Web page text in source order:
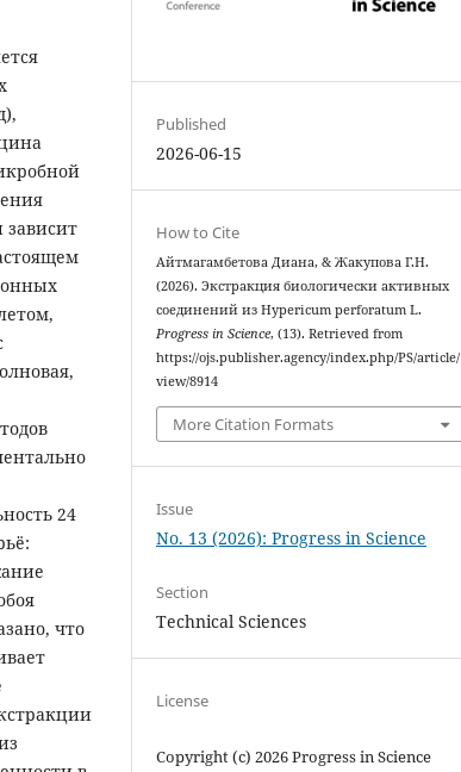
зависит
24
что
Published
2026-06-15
How to Cite
Айтмагамбетова Диана, & Жакупова Г.Н.
(2026). Экстракция биологически активных
соединений из Hypericum perforatum L.
Progress in Science, (13). Retrieved from
https://ojs.publisher.agency/index.php/PS/article/
view/8914
More Citation Formats
Issue
No. 13 (2026): Progress in Science
Section
Technical Sciences
License
Copyright (c) 2026 Progress in Science